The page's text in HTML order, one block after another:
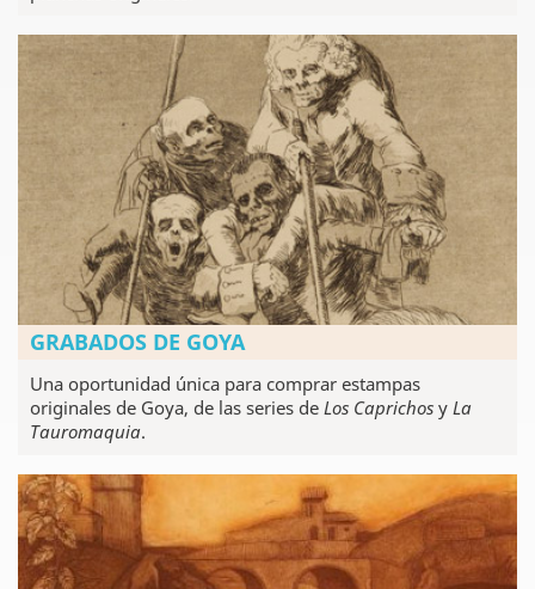
GRABADOS DE GOYA
Una oportunidad única para comprar estampas
originales de Goya, de las series de Los Caprichos y La
Tauromaquia.